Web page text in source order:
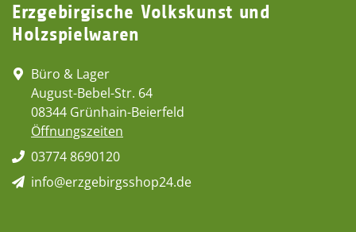
Erzgebirgische Volkskunst und
Holzspielwaren
Büro & Lager
August-Bebel-Str. 64
08344 Grünhain-Beierfeld
Öffnungszeiten
03774 8690120
info@erzgebirgsshop24.de